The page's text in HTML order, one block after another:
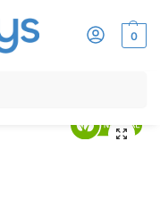
0
100% Natural si Pur,